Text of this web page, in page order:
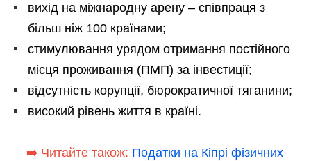
вихід на міжнародну арену – співпраця з
більш ніж 100 країнами;
стимулювання урядом отримання постійного
місця проживання (ПМП) за інвестиції;
відсутність корупції, бюрократичної тяганини;
високий рівень життя в країні.
➡️ Читайте також: Податки на Кіпрі фізичних